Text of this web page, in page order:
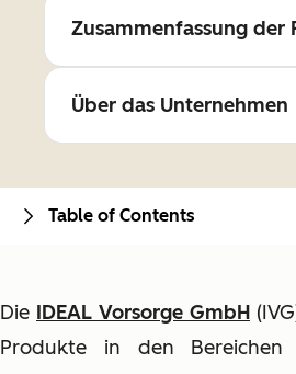
Zusammenfassung der
Über das Unternehmen
Die IDEAL Vorsorge GmbH
Produkte in den Bereichen
Table of Contents